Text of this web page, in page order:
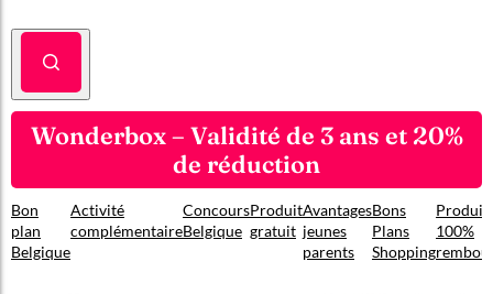
Wonderbox – Validité de 3 ans et 20%
de réduction
Bon
plan
Belgique
Activité
complémentaire
Concours
Belgique
Produit
gratuit
Avantages
jeunes
parents
Bons
Plans
Shopping
Produit
100%